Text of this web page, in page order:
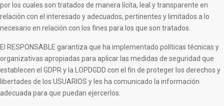
por los cuales son tratados de manera lícita, leal y transparente en
relación con el interesado y adecuados, pertinentes y limitados a lo
necesario en relación con los fines para los que son tratados.
El RESPONSABLE garantiza que ha implementado políticas técnicas y
organizativas apropiadas para aplicar las medidas de seguridad que
establecen el GDPR y la LOPDGDD con el fin de proteger los derechos y
libertades de los USUARIOS y les ha comunicado la información
adecuada para que puedan ejercerlos.